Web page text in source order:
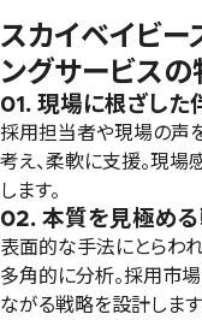
スカイベイビー
ングサービスの
01. 現場に根ざした
採用担当者や現場の声
考え、柔軟に支援。現
します。
02. 本質を見極め
表面的な手法にとらわ
多角的に分析。採用市
ながる戦略を設計します